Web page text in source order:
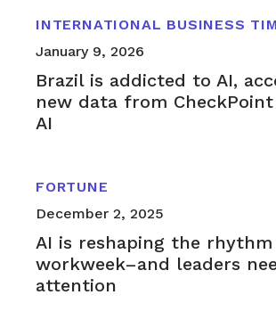
INTERNATIONAL BUSINESS
January 9, 2026
Brazil is addicted to AI,
new data from CheckPoint
AI
FORTUNE
December 2, 2025
AI is reshaping the
workweek–and leaders
attention